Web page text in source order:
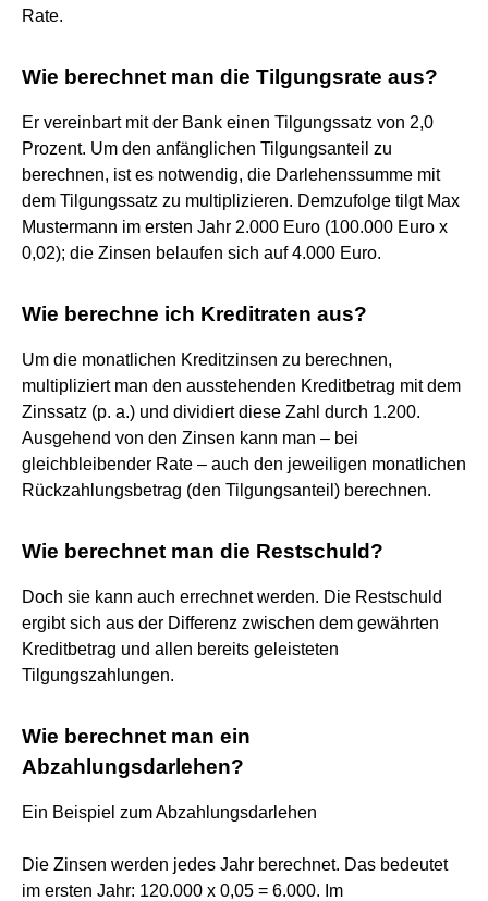
Rate.
Wie berechnet man die Tilgungsrate aus?
Er vereinbart mit der Bank einen Tilgungssatz von 2,0
Prozent. Um den anfänglichen Tilgungsanteil zu
berechnen, ist es notwendig, die Darlehenssumme mit
dem Tilgungssatz zu multiplizieren. Demzufolge tilgt Max
Mustermann im ersten Jahr 2.000 Euro (100.000 Euro x
0,02); die Zinsen belaufen sich auf 4.000 Euro.
Wie berechne ich Kreditraten aus?
Um die monatlichen Kreditzinsen zu berechnen,
multipliziert man den ausstehenden Kreditbetrag mit dem
Zinssatz (p. a.) und dividiert diese Zahl durch 1.200.
Ausgehend von den Zinsen kann man – bei
gleichbleibender Rate – auch den jeweiligen monatlichen
Rückzahlungsbetrag (den Tilgungsanteil) berechnen.
Wie berechnet man die Restschuld?
Doch sie kann auch errechnet werden. Die Restschuld
ergibt sich aus der Differenz zwischen dem gewährten
Kreditbetrag und allen bereits geleisteten
Tilgungszahlungen.
Wie berechnet man ein
Abzahlungsdarlehen?
Ein Beispiel zum Abzahlungsdarlehen
‌Die Zinsen werden jedes Jahr berechnet. Das bedeutet
im ersten Jahr: 120.000 x 0,05 = 6.000. Im